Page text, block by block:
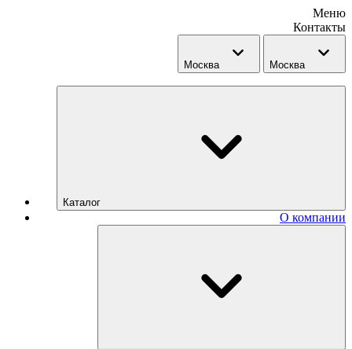
Меню
Контакты
Москва Москва
Каталог
О компании